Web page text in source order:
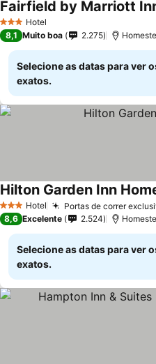
3 EstrelasHotel
Ver preços
8,1 Muito boa 2.275
Selecione as datas para ver
exatos.
3 EstrelasHotel Portas de correr
Hilton Garden Inn
8,6 Excelente 2.524
Selecione as datas para ver
exatos.